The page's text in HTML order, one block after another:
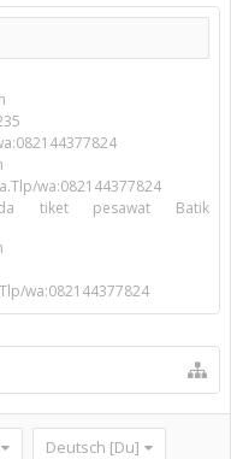
wa:082144377824
tiket pesawat Batik
wa:082144377824
Deutsch [Du]